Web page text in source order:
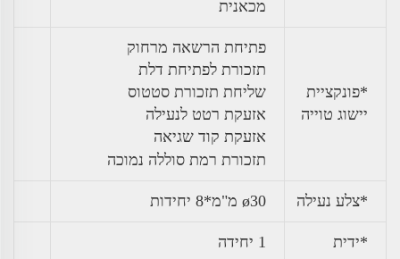
מכאנית
*פונקציית
יישוג טוייה
פתיחת הרשאה מרחוק
תזכורת לפתיחת דלת
שליחת תזכורת סטטוס
אזעקת רטט לנעילה
אזעקת קוד שגיאה
תזכורת רמת סוללה נמוכה
*צלע נעילה ø30 מ"מ*8 יחידות
*ידית 1 יחידה